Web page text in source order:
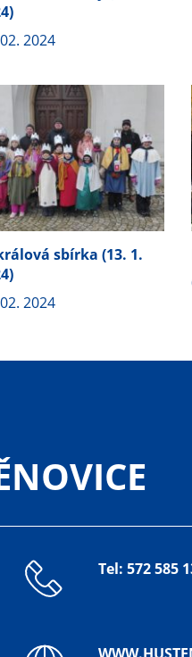
2024
sbírka (13. 1.
2024
Tel: 572 585